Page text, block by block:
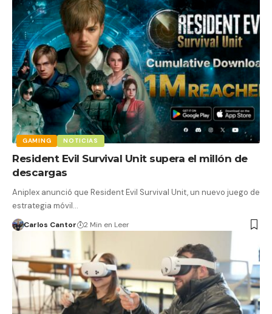
GAMING NOTICIAS
Resident Evil Survival Unit supera el millón de
descargas
Aniplex anunció que Resident Evil Survival Unit, un nuevo juego de
estrategia móvil…
Carlos Cantor 2 Min en Leer